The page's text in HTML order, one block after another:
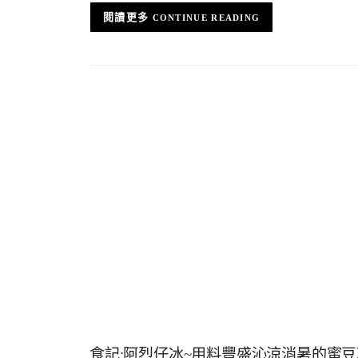
CONTINUE READING